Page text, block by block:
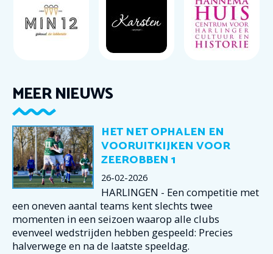
MEER NIEUWS
HET NET OPHALEN EN
VOORUITKIJKEN VOOR
ZEEROBBEN 1
26-02-2026
HARLINGEN - Een competitie met
een oneven aantal teams kent slechts twee
momenten in een seizoen waarop alle clubs
evenveel wedstrijden hebben gespeeld: Precies
halverwege en na de laatste speeldag.